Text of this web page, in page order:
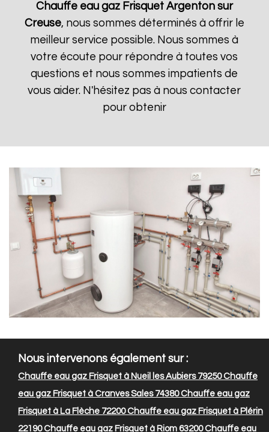
Chauffe eau gaz Frisquet Argenton sur
Creuse, nous sommes déterminés à offrir le
meilleur service possible. Nous sommes à
votre écoute pour répondre à toutes vos
questions et nous sommes impatients de
vous aider. N'hésitez pas à nous contacter
pour obtenir
Nous intervenons également sur :
Chauffe eau gaz Frisquet à Nueil les Aubiers 79250Chauffe
eau gaz Frisquet à Cranves Sales 74380Chauffe eau gaz
Frisquet à La Flèche 72200Chauffe eau gaz Frisquet à Plérin
22190Chauffe eau gaz Frisquet à Riom 63200Chauffe eau